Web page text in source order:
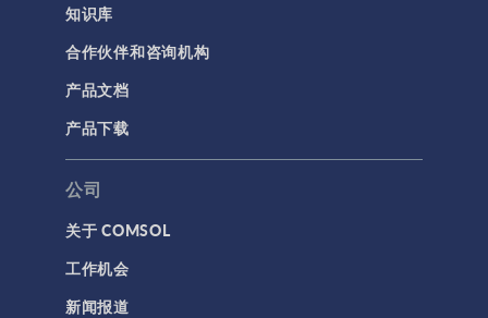
知识库
合作伙伴和咨询机构
产品文档
产品下载
公司
关于 COMSOL
工作机会
新闻报道